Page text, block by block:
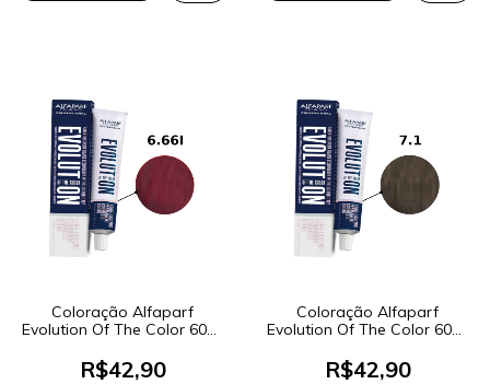
Coloração Alfaparf
Evolution Of The Color 60ml
Vermelho Intenso
R$42,90
Coloração Alfaparf
Evolution Of The Color 60ml
R$42,90